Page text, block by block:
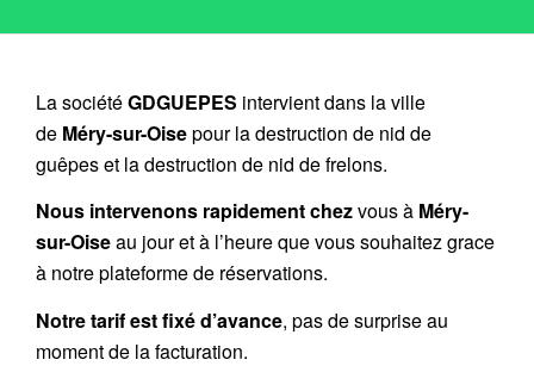
La sociétéGDGUEPES intervient dans la ville
de Méry-sur-Oisepour la destruction de nid de
guêpes et la destruction de nid de frelons.
Nous intervenons rapidement chezvous à Méry-
sur-Oiseau jour et à l’heure que vous souhaitez grace
à notre plateforme de réservations.
Notre tarif est fixé d’avance, pas de surprise au
moment de la facturation.